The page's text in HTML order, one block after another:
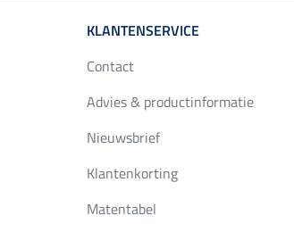
KLANTENSERVICE
Contact
Advies & productinformatie
Nieuwsbrief
Klantenkorting
Matentabel